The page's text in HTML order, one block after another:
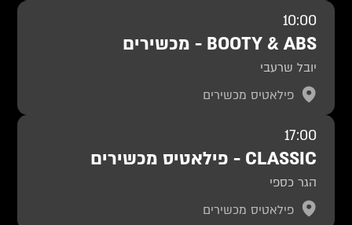
10:00
BOOTY & ABS - מכשירים
יובל שרעבי
פילאטיס מכשירים
17:00
CLASSIC - פילאטיס מכשירים
הגר כספי
פילאטיס מכשירים